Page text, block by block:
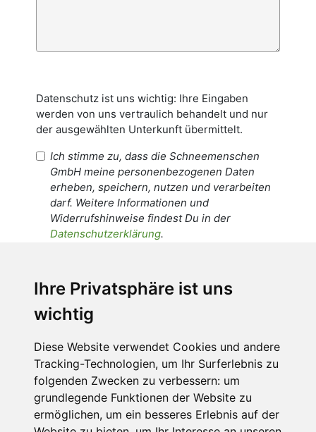
Ihre Privatsphäre ist uns
wichtig
Diese Website verwendet Cookies und andere
Tracking-Technologien, um Ihr Surferlebnis zu
folgenden Zwecken zu verbessern: um
grundlegende Funktionen der Website zu
ermöglichen, um ein besseres Erlebnis auf der
Datenschutz ist uns wichtig: Ihre Eingaben
werden von uns vertraulich behandelt und nur
der ausgewählten Unterkunft übermittelt.
Ich stimme zu, dass die Schneemenschen
GmbH meine personenbezogenen Daten
erheben, speichern, nutzen und verarbeiten
darf. Weitere Informationen und
Widerrufshinweise findest Du in der
Datenschutzerklärung.
personenbezogenen Daten an den
Empfänger dieser Nachricht weitergeleitet
werden dürfen. Weitere Informationen und
Widerrufshinweise findest Du in der
Datenschutzerklärung.
Anfrage abschicken